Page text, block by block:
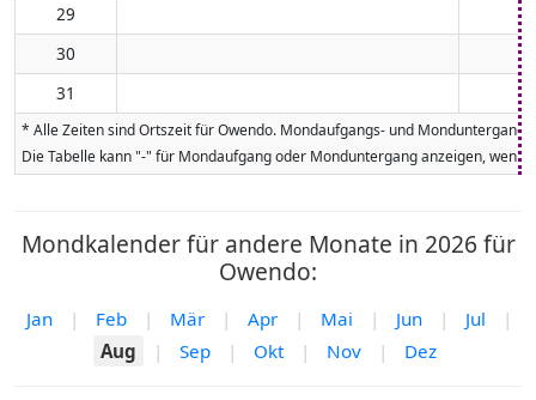
29
30
31
* Alle Zeiten sind Ortszeit für Owendo. Mondaufgangs- und
Die Tabelle kann "-" für Mondaufgang oder Monduntergang anzeigen,
Mondkalender für andere Monate in 2026 für
Owendo:
Jan | Feb | Mär | Apr | Mai | Jun | Jul
|
Aug
| Sep | Okt | Nov | Dez